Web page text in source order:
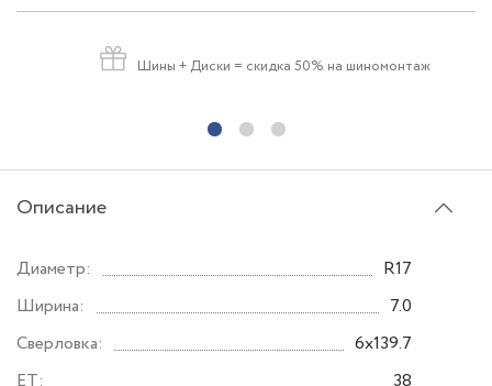
Шины + Диски = скидка 50% на шиномонтаж
Описание
Диаметр:
R17
Ширина:
7.0
Сверловка:
6x139.7
ET:
38